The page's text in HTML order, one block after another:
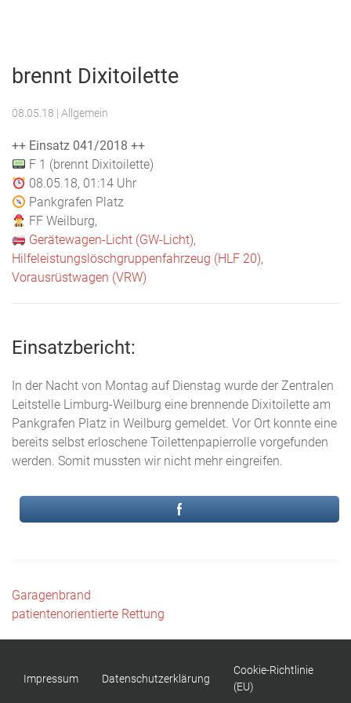
Feuerwehr
brennt Dixitoilette
08.05.18 | Allgemein
++ Einsatz 041/2018 ++
F 1 (brennt Dixitoilette)
08.05.18, 01:14 Uhr
Pankgrafen Platz
FF Weilburg,
Gerätewagen-Licht (GW-Licht),
Hilfeleistungslöschgruppenfahrzeug (HLF 20),
Vorausrüstwagen (VRW)
Einsatzbericht:
In der Nacht von Montag auf Dienstag wurde der Zentralen
Leitstelle Limburg-Weilburg eine brennende Dixitoilette am
Pankgrafen Platz in Weilburg gemeldet. Vor Ort konnte eine
bereits selbst erloschene Toilettenpapierrolle vorgefunden
werden. Somit mussten wir nicht mehr eingreifen.
Beitragsnavigation
Garagenbrand
patientenorientierte Rettung
Impressum Datenschutzerklärung
Cookie-Richtlinie
(EU)